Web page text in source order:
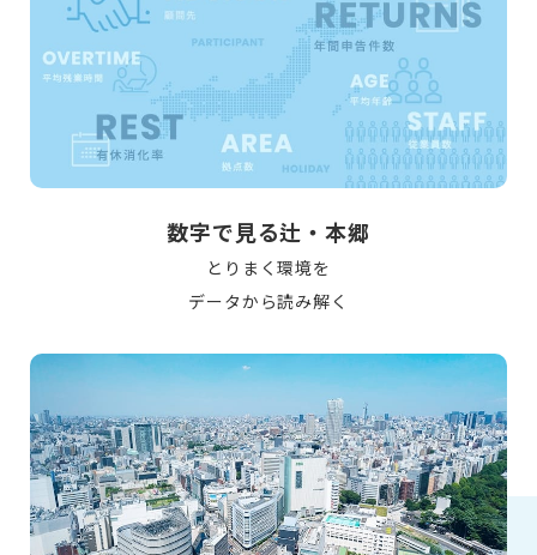
数字で見る辻・本郷
とりまく環境を
データから読み解く